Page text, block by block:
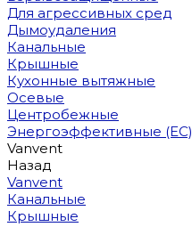
Для агрессивных сред
Дымоудаления
Канальные
Крышные
Кухонные вытяжные
Осевые
Центробежные
Энергоэффективные (EC)
Vanvent
Назад
Vanvent
Канальные
Крышные